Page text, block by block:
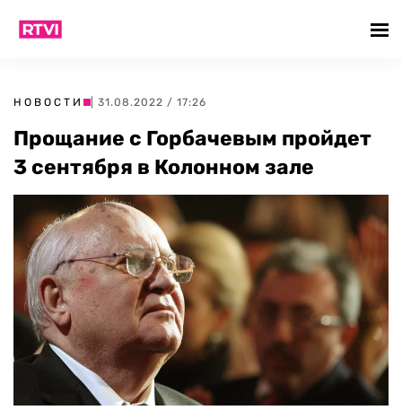
НОВОСТИ | 31.08.2022 / 17:26
Прощание с Горбачевым пройдет
3 сентября в Колонном зале